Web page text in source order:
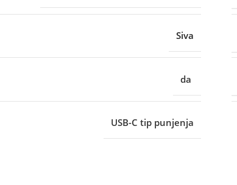
Siva
da
USB-C tip punjenja